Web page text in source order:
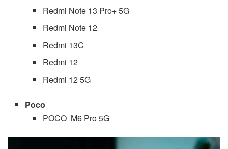
Redmi Note 13 Pro+ 5G
Redmi Note 12
Redmi 13C
Redmi 12
Redmi 12 5G
Poco
POCO M6 Pro 5G